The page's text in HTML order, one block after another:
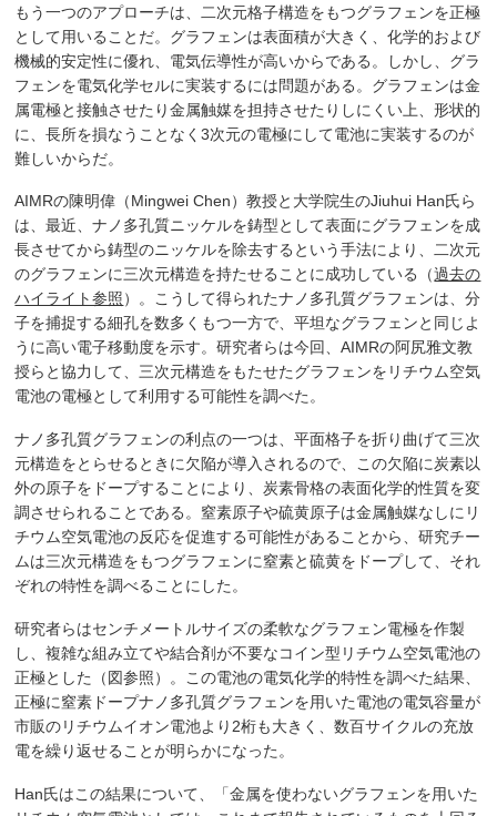
もう一つのアプローチは、二次元格子構造をもつグラフェンを正極
として用いることだ。グラフェンは表面積が大きく、化学的および
機械的安定性に優れ、電気伝導性が高いからである。しかし、グラ
フェンを電気化学セルに実装するには問題がある。グラフェンは金
属電極と接触させたり金属触媒を担持させたりしにくい上、形状的
に、長所を損なうことなく3次元の電極にして電池に実装するのが
難しいからだ。
AIMRの陳明偉（Mingwei Chen）教授と大学院生のJiuhui Han氏ら
は、最近、ナノ多孔質ニッケルを鋳型として表面にグラフェンを成
長させてから鋳型のニッケルを除去するという手法により、二次元
のグラフェンに三次元構造を持たせることに成功している（過去の
ハイライト参照）。こうして得られたナノ多孔質グラフェンは、分
子を捕捉する細孔を数多くもつ一方で、平坦なグラフェンと同じよ
うに高い電子移動度を示す。研究者らは今回、AIMRの阿尻雅文教
授らと協力して、三次元構造をもたせたグラフェンをリチウム空気
電池の電極として利用する可能性を調べた。
ナノ多孔質グラフェンの利点の一つは、平面格子を折り曲げて三次
元構造をとらせるときに欠陥が導入されるので、この欠陥に炭素以
外の原子をドープすることにより、炭素骨格の表面化学的性質を変
調させられることである。窒素原子や硫黄原子は金属触媒なしにリ
チウム空気電池の反応を促進する可能性があることから、研究チー
ムは三次元構造をもつグラフェンに窒素と硫黄をドープして、それ
ぞれの特性を調べることにした。
研究者らはセンチメートルサイズの柔軟なグラフェン電極を作製
し、複雑な組み立てや結合剤が不要なコイン型リチウム空気電池の
正極とした（図参照）。この電池の電気化学的特性を調べた結果、
正極に窒素ドープナノ多孔質グラフェンを用いた電池の電気容量が
市販のリチウムイオン電池より2桁も大きく、数百サイクルの充放
電を繰り返せることが明らかになった。
Han氏はこの結果について、「金属を使わないグラフェンを用いた